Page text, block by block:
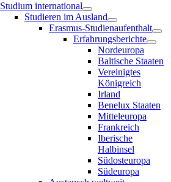
Studium international
Studieren im Ausland
Erasmus-Studienaufenthalt
Erfahrungsberichte
Nordeuropa
Baltische Staaten
Vereinigtes
Königreich
Irland
Benelux Staaten
Mitteleuropa
Frankreich
Iberische
Halbinsel
Südosteuropa
Südeuropa